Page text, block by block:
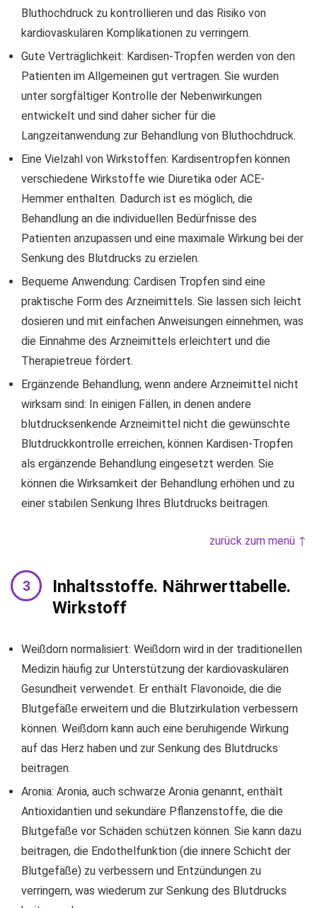
Bluthochdruck zu kontrollieren und das Risiko von
kardiovaskulären Komplikationen zu verringern.
Gute Verträglichkeit: Kardisen-Tropfen werden von den
Patienten im Allgemeinen gut vertragen. Sie wurden
unter sorgfältiger Kontrolle der Nebenwirkungen
entwickelt und sind daher sicher für die
Langzeitanwendung zur Behandlung von Bluthochdruck.
Eine Vielzahl von Wirkstoffen: Kardisentropfen können
verschiedene Wirkstoffe wie Diuretika oder ACE-
Hemmer enthalten. Dadurch ist es möglich, die
Behandlung an die individuellen Bedürfnisse des
Patienten anzupassen und eine maximale Wirkung bei der
Senkung des Blutdrucks zu erzielen.
Bequeme Anwendung: Cardisen Tropfen sind eine
praktische Form des Arzneimittels. Sie lassen sich leicht
dosieren und mit einfachen Anweisungen einnehmen, was
die Einnahme des Arzneimittels erleichtert und die
Therapietreue fördert.
Ergänzende Behandlung, wenn andere Arzneimittel nicht
wirksam sind: In einigen Fällen, in denen andere
blutdrucksenkende Arzneimittel nicht die gewünschte
Blutdruckkontrolle erreichen, können Kardisen-Tropfen
als ergänzende Behandlung eingesetzt werden. Sie
können die Wirksamkeit der Behandlung erhöhen und zu
einer stabilen Senkung Ihres Blutdrucks beitragen.
zurück zum menü ↑
Inhaltsstoffe. Nährwerttabelle.
Wirkstoff
Weißdorn normalisiert: Weißdorn wird in der traditionellen
Medizin häufig zur Unterstützung der kardiovaskulären
Gesundheit verwendet. Er enthält Flavonoide, die die
Blutgefäße erweitern und die Blutzirkulation verbessern
können. Weißdorn kann auch eine beruhigende Wirkung
auf das Herz haben und zur Senkung des Blutdrucks
beitragen.
Aronia: Aronia, auch schwarze Aronia genannt, enthält
Antioxidantien und sekundäre Pflanzenstoffe, die die
Blutgefäße vor Schäden schützen können. Sie kann dazu
beitragen, die Endothelfunktion (die innere Schicht der
Blutgefäße) zu verbessern und Entzündungen zu
verringern, was wiederum zur Senkung des Blutdrucks